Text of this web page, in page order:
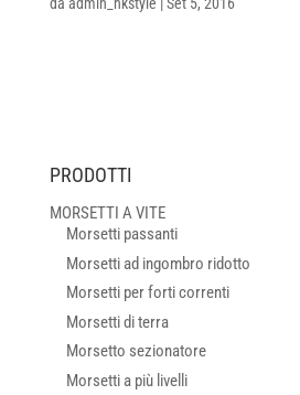
PRODOTTI
MORSETTI A VITE
Morsetti passanti
Morsetti ad ingombro ridotto
Morsetti per forti correnti
Morsetti di terra
Morsetto sezionatore
Morsetti a più livelli